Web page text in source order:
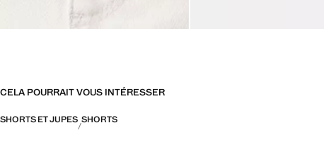
CELA POURRAIT VOUS INTÉRESSER
SHORTS ET JUPES SHORTS